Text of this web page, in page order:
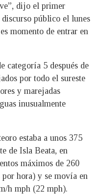
dijo el primer
público el lunes
momento de entrar en
categoría 5 después de
por todo el sureste
y marejadas
inusualmente
estaba a unos 375
de Isla Beata, en
máximos de 260
hora) y se movía en
h mph (22 mph).